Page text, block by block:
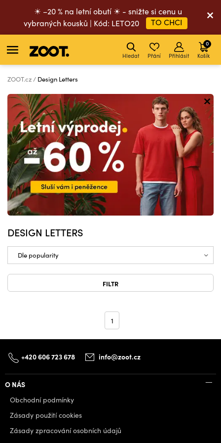
☀ –20 % na letní obutí ☀ - snižte si cenu u
vybraných kousků | Kód: LETO20
TO CHCI
Hledat Přání Přihlásit Košík
0
ZOOT.cz Design Letters
DESIGN LETTERS
FILTR
1
+420 606 723 678 info@zoot.cz
O NÁS
Obchodní podmínky
Zásady použití cookies
Zásady zpracování osobních údajů